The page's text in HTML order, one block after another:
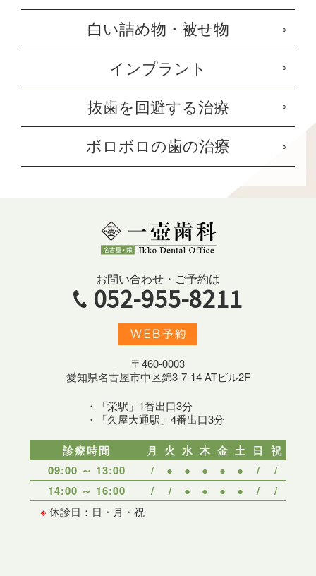
白い詰め物・被せ物
インプラント
抜歯を回避する治療
ボロボロの歯の治療
お問い合わせ・ご予約は
052-955-8211
〒460-0003
愛知県名古屋市中区錦3-7-14 ATビル2F
・「栄駅」1番出口3分
・「久屋大通駅」4番出口3分
診療時間 月 火 水 木 金 土 日 祝
09:00 ～ 13:00
/ ● ● ● ● ● /
/
14:00 ～ 16:00
/ / ● ● ● ● / /
※ 休診日：日・月・祝